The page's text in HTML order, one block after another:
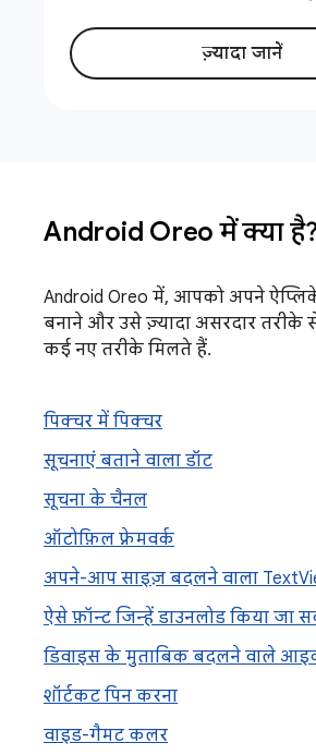
ज़्यादा जानें
Android Oreo में क्या है?
Android Oreo में, आपको अपने
बनाने और उसे ज़्यादा असरदार
कई नए तरीके मिलते हैं.
पिक्चर में पिक्चर
सूचनाएं बताने वाला डॉट
सूचना के चैनल
ऑटोफ़िल फ़्रेमवर्क
अपने-आप साइज़ बदलने वाला Text
ऐसे फ़ॉन्ट जिन्हें डाउनलोड किया जा
डिवाइस के मुताबिक बदलने वाले
शॉर्टकट पिन करना
वाइड-गैमट कलर